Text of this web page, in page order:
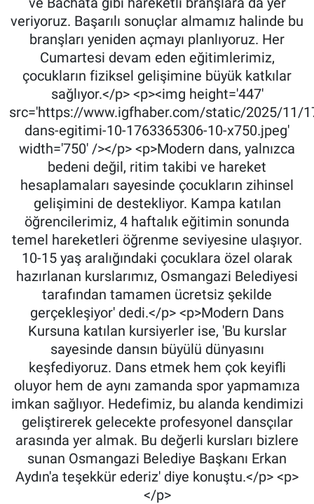
veriyoruz. Başarılı sonuçlar almamız halinde bu
branşları yeniden açmayı planlıyoruz. Her
Cumartesi devam eden eğitimlerimiz,
çocukların fiziksel gelişimine büyük katkılar
sağlıyor.</p> <p><img height='447'
src='https://www.igfhaber.com/static/2025/11/
dans-egitimi-10-1763365306-10-x750.jpeg'
width='750' /></p> <p>Modern dans, yalnızca
bedeni değil, ritim takibi ve hareket
hesaplamaları sayesinde çocukların zihinsel
gelişimini de destekliyor. Kampa katılan
öğrencilerimiz, 4 haftalık eğitimin sonunda
temel hareketleri öğrenme seviyesine ulaşıyor.
10-15 yaş aralığındaki çocuklara özel olarak
hazırlanan kurslarımız, Osmangazi Belediyesi
tarafından tamamen ücretsiz şekilde
gerçekleşiyor' dedi.</p> <p>Modern Dans
Kursuna katılan kursiyerler ise, 'Bu kurslar
sayesinde dansın büyülü dünyasını
keşfediyoruz. Dans etmek hem çok keyifli
oluyor hem de aynı zamanda spor yapmamıza
imkan sağlıyor. Hedefimiz, bu alanda kendimizi
geliştirerek gelecekte profesyonel dansçılar
arasında yer almak. Bu değerli kursları bizlere
sunan Osmangazi Belediye Başkanı Erkan
Aydın'a teşekkür ederiz' diye konuştu.</p> <p>
</p>